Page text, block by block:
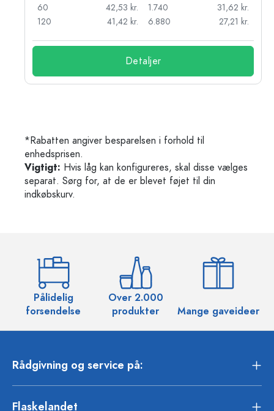
60
42,53 kr.
120
41,42 kr.
1.740
31,62 kr.
6.880
27,21 kr.
Detaljer
*Rabatten angiver besparelsen i forhold til
enhedsprisen.
Vigtigt: Hvis låg kan konfigureres, skal disse vælges
separat. Sørg for, at de er blevet føjet til din
indkøbskurv.
Pålidelig
forsendelse
Over 2.000
produkter
Mange gaveideer
Rådgivning og service på:
Flaskelandet